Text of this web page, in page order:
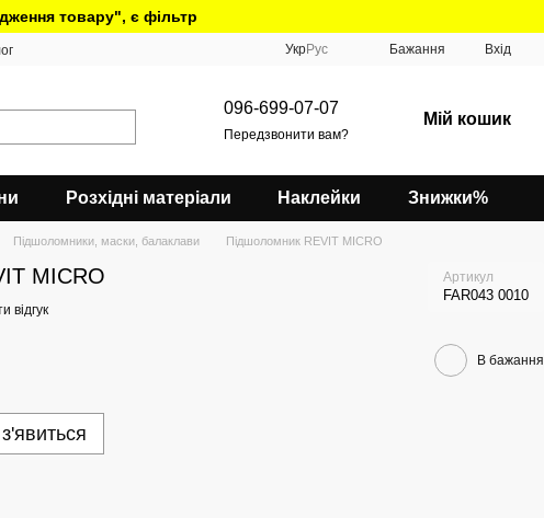
товару", є фільтр
УкрРус Бажання Вхід
096-699-07-07
Передзвонити вам?
Мій кошик
Розхідні матеріали Наклейки Знижки%
Підшоломники, маски, балаклави Пiдшоломник REVIT MICRO
MICRO Артикул
FAR043 0010
відгук
В бажання